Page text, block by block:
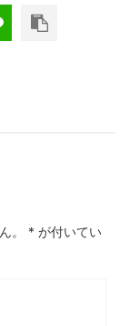
。 * が付いてい